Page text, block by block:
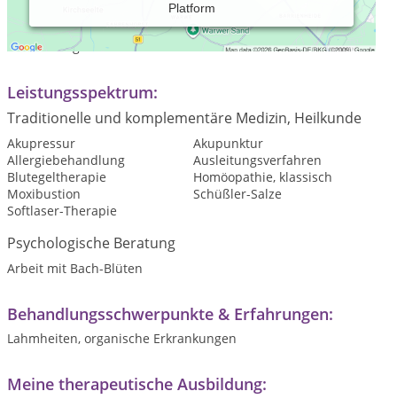
Platform
Tierheilpraxis mit der Möglichkeit der stationären Aufnahme
zur Reha mit naturheilkundlicher und physiotherapeutischer
Behandlung von Pferden
Leistungsspektrum:
Traditionelle und komplementäre Medizin, Heilkunde
Akupressur
Akupunktur
Allergiebehandlung
Ausleitungsverfahren
Blutegeltherapie
Homöopathie, klassisch
Moxibustion
Schüßler-Salze
Softlaser-Therapie
Psychologische Beratung
Arbeit mit Bach-Blüten
Behandlungsschwerpunkte & Erfahrungen:
Lahmheiten, organische Erkrankungen
Meine therapeutische Ausbildung: